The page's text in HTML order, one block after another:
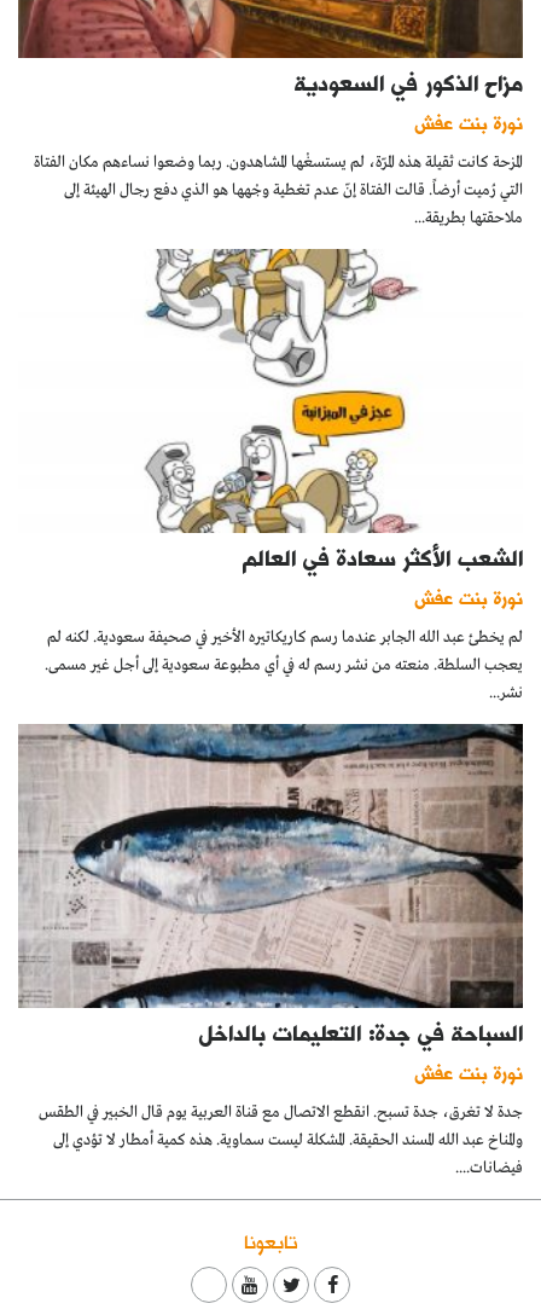
مزاح الذكور في السعودية
نورة بنت عفش
المزحة كانت ثقيلة هذه المرّة، لم يستسغْها المشاهدون. ربما وضعوا نساءهم مكان الفتاة
التي رُميت أرضاً. قالت الفتاة إنّ عدم تغطية وجْهها هو الذي دفع رجال الهيئة إلى
ملاحقتها بطريقة...
الشعب الأكثر سعادة في العالم
نورة بنت عفش
لم يخطئ عبد الله الجابر عندما رسم كاريكاتيره الأخير في صحيفة سعودية. لكنه لم
يعجب السلطة. منعته من نشر رسم له في أي مطبوعة سعودية إلى أجل غير مسمى.
نشر...
السباحة في جدة: التعليمات بالداخل
نورة بنت عفش
جدة لا تغرق، جدة تسبح. انقطع الاتصال مع قناة العربية يوم قال الخبير في الطقس
والمناخ عبد الله المسند الحقيقة. المشكلة ليست سماوية. هذه كمية أمطار لا تؤدي إلى
فيضانات....
تابعونا